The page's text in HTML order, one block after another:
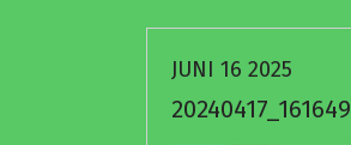
JUNI 16 2025
20240417_161649